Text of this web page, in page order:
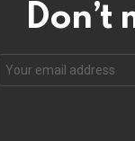
Don’t
address: